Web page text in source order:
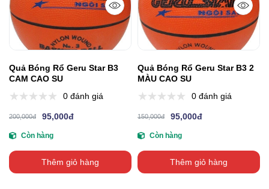
Quả Bóng Rổ Geru Star B3
CAM CAO SU
0 đánh giá
200,000đ 95,000đ
Còn hàng
Thêm giỏ hàng
Quả Bóng Rổ Geru Star B3 2
MÀU CAO SU
0 đánh giá
150,000đ 95,000đ
Còn hàng
Thêm giỏ hàng